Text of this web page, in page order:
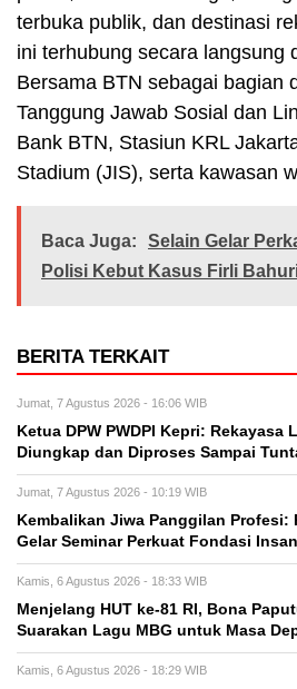
terbuka publik, dan destinasi
ini terhubung secara langsung
Bersama BTN sebagai bagian
Tanggung Jawab Sosial dan
Bank BTN, Stasiun KRL
Stadium (JIS), serta kawasan
Baca Juga:
Selain Gelar
Polisi Kebut Kasus Firli
BERITA TERKAIT
Jumat, 7 Agustus 2026 - 16:06 WIB
Ketua DPW PWDPI Kepri: Rekayasa
Diungkap dan Diproses Sampai
Jumat, 7 Agustus 2026 - 10:19 WIB
Kembalikan Jiwa Panggilan Profesi:
Gelar Seminar Perkuat Fondasi
Kamis, 6 Agustus 2026 - 18:33 WIB
Menjelang HUT ke-81 RI, Bona
Suarakan Lagu MBG untuk Masa
Kamis, 6 Agustus 2026 - 18:29 WIB